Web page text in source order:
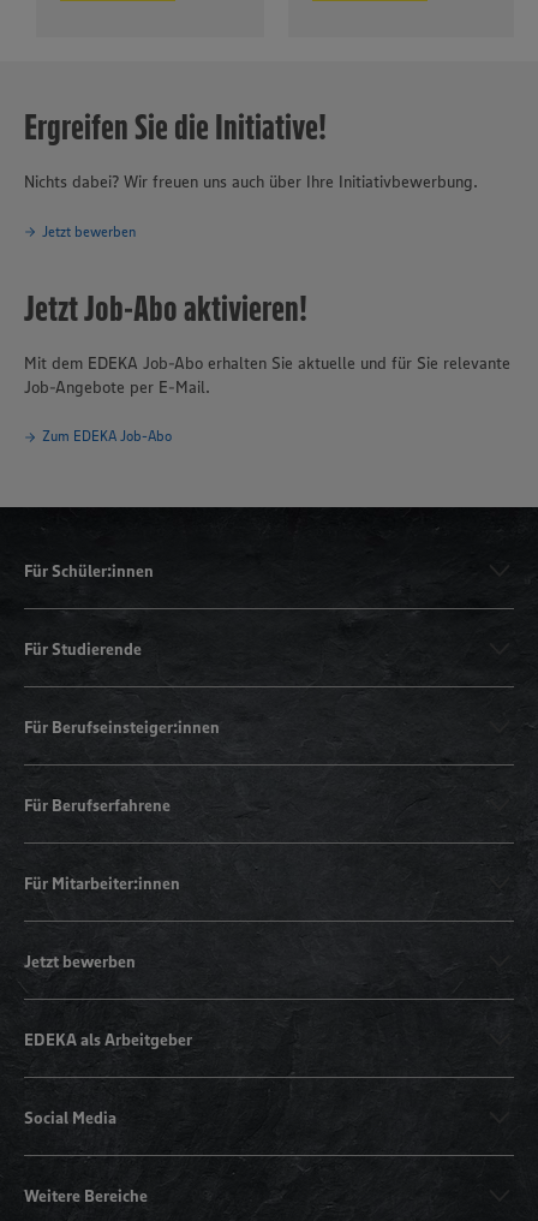
Ergreifen Sie die Initiative!
Nichts dabei? Wir freuen uns auch über Ihre Initiativbewerbung.
Jetzt bewerben
Jetzt Job-Abo aktivieren!
Mit dem EDEKA Job-Abo erhalten Sie aktuelle und für Sie relevante
Job-Angebote per E-Mail.
Zum EDEKA Job-Abo
Für Schüler:innen
Für Studierende
Für Berufseinsteiger:innen
Für Berufserfahrene
Für Mitarbeiter:innen
Jetzt bewerben
EDEKA als Arbeitgeber
Social Media
Weitere Bereiche